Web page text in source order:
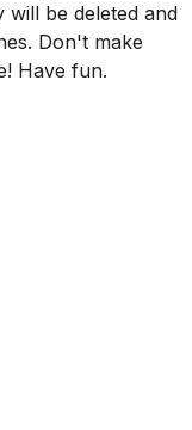
will be deleted and
Don't make
Have fun.